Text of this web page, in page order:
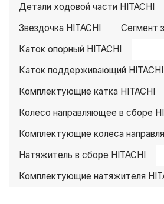
Детали ходовой части HITACHI
Звездочка HITACHI
Сегмент
Каток опорный HITACHI
Каток поддерживающий HITACHI
Комплектующие катка HITACHI
Колесо направляющее в сборе
Комплектующие колеса
Натяжитель в сборе HITACHI
Комплектующие натяжителя